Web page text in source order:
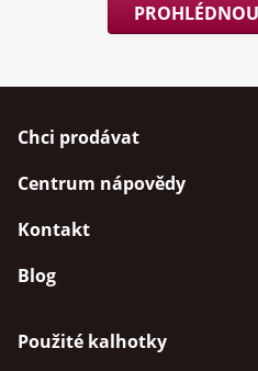
Chci prodávat
Centrum nápovědy
Kontakt
Blog
Použité kalhotky